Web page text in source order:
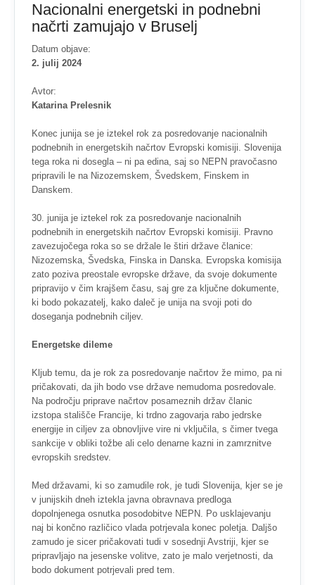
Nacionalni energetski in podnebni
načrti zamujajo v Bruselj
Datum objave:
2. julij 2024
Avtor:
Katarina Prelesnik
Konec junija se je iztekel rok za posredovanje nacionalnih
podnebnih in energetskih načrtov Evropski komisiji. Slovenija
tega roka ni dosegla – ni pa edina, saj so NEPN pravočasno
pripravili le na Nizozemskem, Švedskem, Finskem in
Danskem.
30. junija je iztekel rok za posredovanje nacionalnih
podnebnih in energetskih načrtov Evropski komisiji. Pravno
zavezujočega roka so se držale le štiri države članice:
Nizozemska, Švedska, Finska in Danska. Evropska komisija
zato poziva preostale evropske države, da svoje dokumente
pripravijo v čim krajšem času, saj gre za ključne dokumente,
ki bodo pokazatelj, kako daleč je unija na svoji poti do
doseganja podnebnih ciljev.
Energetske dileme
Kljub temu, da je rok za posredovanje načrtov že mimo, pa ni
pričakovati, da jih bodo vse države nemudoma posredovale.
Na področju priprave načrtov posameznih držav članic
izstopa stališče Francije, ki trdno zagovarja rabo jedrske
energije in ciljev za obnovljive vire ni vključila, s čimer tvega
sankcije v obliki tožbe ali celo denarne kazni in zamrznitve
evropskih sredstev.
Med državami, ki so zamudile rok, je tudi Slovenija, kjer se je
v junijskih dneh iztekla javna obravnava predloga
dopolnjenega osnutka posodobitve NEPN. Po usklajevanju
naj bi končno različico vlada potrjevala konec poletja. Daljšo
zamudo je sicer pričakovati tudi v sosednji Avstriji, kjer se
pripravljajo na jesenske volitve, zato je malo verjetnosti, da
bodo dokument potrjevali pred tem.